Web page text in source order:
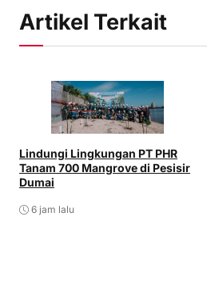
Artikel Terkait
Lindungi Lingkungan PT PHR
Tanam 700 Mangrove di Pesisir
Dumai
6 jam lalu